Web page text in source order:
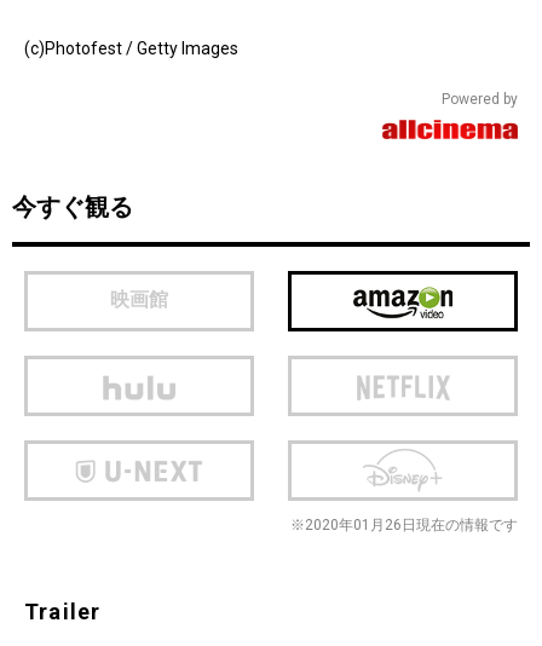
(c)Photofest / Getty Images
Powered by
今すぐ観る
映画館
※2020年01月26日現在の情報です
Trailer